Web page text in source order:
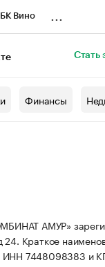
Вино
Стать
Финансы
АМУР»
24. Краткое
ИНН 7448098383 и